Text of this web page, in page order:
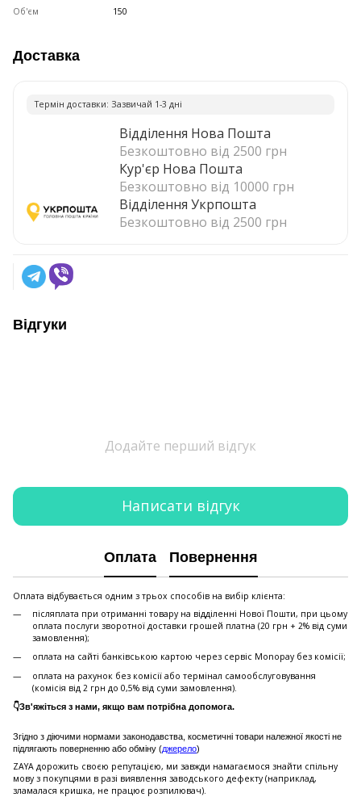
Об'єм
150
Доставка
Термiн доставки: Зазвичай 1-3 днi
Відділення Нова Пошта
Безкоштовно від 2500 грн
Кур'єр Нова Пошта
Безкоштовно від 10000 грн
Відділення Укрпошта
Безкоштовно від 2500 грн
Відгуки
Додайте перший відгук
Написати відгук
Оплата Повернення
Оплата відбувається одним з трьох способів на вибір клієнта:
післяплата при отриманні товару на відділенні Нової Пошти, при цьому
оплата послуги зворотної доставки грошей платна (20 грн + 2% від суми
замовлення);
оплата на сайті банківською картою через сервіс Monopay без комісії;
оплата на рахунок без комісії або термінал самообслуговування
(комісія від 2 грн до 0,5% від суми замовлення).
👇Зв'яжіться з нами, якщо вам потрібна допомога.
Згідно з діючими нормами законодавства, косметичні товари належної якості не
підлягають поверненню або обміну (джерело)
ZAYA дорожить своєю репутацією, ми завжди намагаємося знайти спільну
мову з покупцями в разі виявлення заводського дефекту (наприклад,
зламалася кришка, не працює розпилювач).